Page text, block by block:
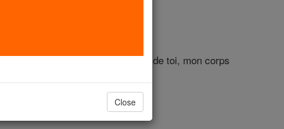
pin pour vous, mon c?ur a soif de toi, mon corps
Close